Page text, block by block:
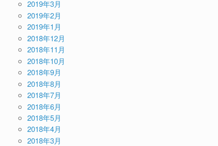
2019年3月
2019年2月
2019年1月
2018年12月
2018年11月
2018年10月
2018年9月
2018年8月
2018年7月
2018年6月
2018年5月
2018年4月
2018年3月